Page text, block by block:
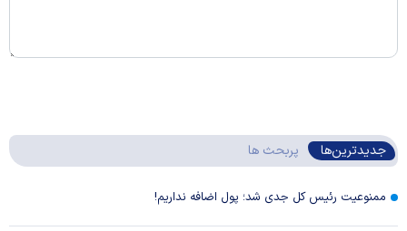
جدیدترین‌ها پربحث ها
ممنوعیت رئیس کل جدی شد؛ پول اضافه نداریم!